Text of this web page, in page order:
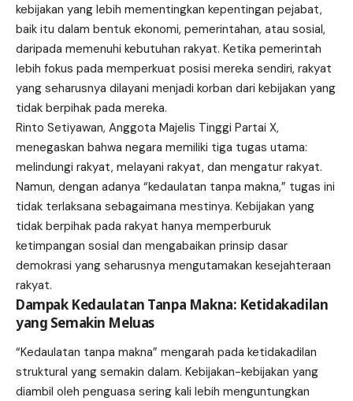
kebijakan yang lebih mementingkan kepentingan pejabat,
baik itu dalam bentuk ekonomi, pemerintahan, atau sosial,
daripada memenuhi kebutuhan rakyat. Ketika pemerintah
lebih fokus pada memperkuat posisi mereka sendiri, rakyat
yang seharusnya dilayani menjadi korban dari kebijakan yang
tidak berpihak pada mereka.
Rinto Setiyawan, Anggota Majelis Tinggi Partai X,
menegaskan bahwa negara memiliki tiga tugas utama:
melindungi rakyat, melayani rakyat, dan mengatur rakyat.
Namun, dengan adanya “kedaulatan tanpa makna,” tugas ini
tidak terlaksana sebagaimana mestinya. Kebijakan yang
tidak berpihak pada rakyat hanya memperburuk
ketimpangan sosial dan mengabaikan prinsip dasar
demokrasi yang seharusnya mengutamakan kesejahteraan
rakyat.
Dampak Kedaulatan Tanpa Makna: Ketidakadilan
yang Semakin Meluas
“Kedaulatan tanpa makna” mengarah pada ketidakadilan
struktural yang semakin dalam. Kebijakan-kebijakan yang
diambil oleh penguasa sering kali lebih menguntungkan